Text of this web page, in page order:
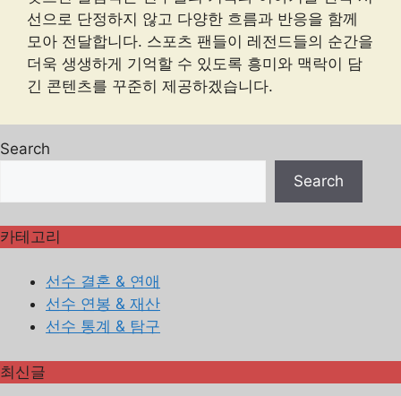
선으로 단정하지 않고 다양한 흐름과 반응을 함께
모아 전달합니다. 스포츠 팬들이 레전드들의 순간을
더욱 생생하게 기억할 수 있도록 흥미와 맥락이 담
긴 콘텐츠를 꾸준히 제공하겠습니다.
Search
Search
카테고리
선수 결혼 & 연애
선수 연봉 & 재산
선수 통계 & 탐구
최신글